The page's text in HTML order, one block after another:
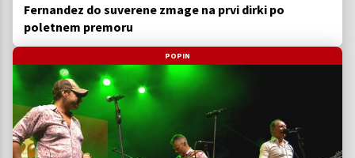
Fernandez do suverene zmage na prvi dirki po
poletnem premoru
POPIN